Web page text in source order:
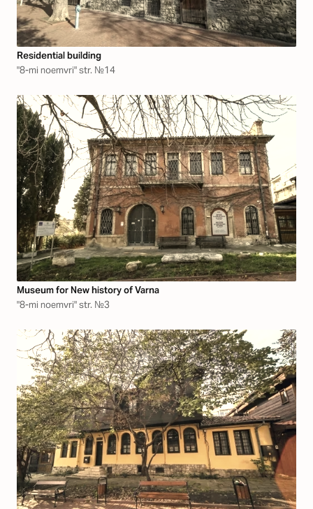
Residential building
"8-mi noemvri" str. №14
Museum for New history of Varna
"8-mi noemvri" str. №3